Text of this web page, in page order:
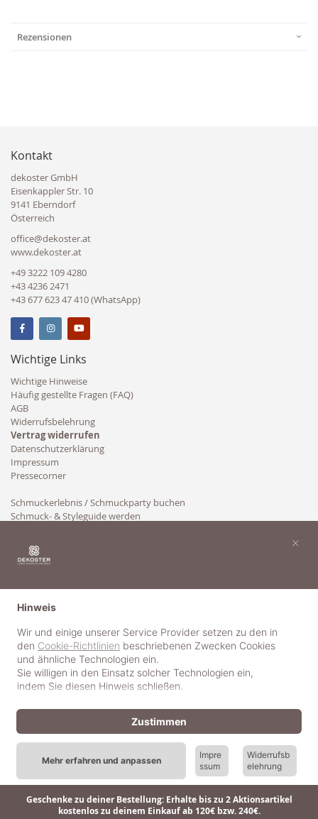
Geschenke zu deiner Bestellung: Erhalte bis zu 2 Aktionsartikel
kostenlos zu deinem Einkauf ab 120€ bzw. 240€.
Rezensionen
Kontakt
dekoster GmbH
Eisenkappler Str. 10
9141 Eberndorf
Österreich
office@dekoster.at
www.dekoster.at
+49 3222 109 4280
+43 4236 2471
+43 677 623 47 410 (WhatsApp)
Wichtige Links
Wichtige Hinweise
Häufig gestellte Fragen (FAQ)
AGB
Widerrufsbelehrung
Vertrag widerrufen
Datenschutzerklärung
Impressum
Pressecorner
Schmuckerlebnis / Schmuckparty buchen
Schmuck- & Styleguide werden
© 2018-2025 dekoster GmbH
Hinweis
Wir und einige unserer Service Provider setzen zu den in
den Cookie-Richtlinien beschriebenen Zwecken Cookies
und ähnliche Technologien ein.
Sie willigen in den Einsatz solcher Technologien ein,
indem Sie diesen Hinweis schließen.
Mehr erfahren und anpassen
Impre
ssum
Widerrufsb
elehrung
Zustimmen
×